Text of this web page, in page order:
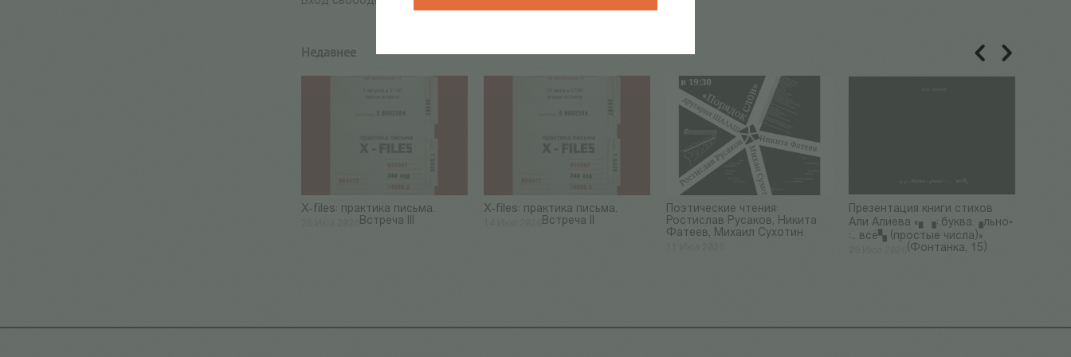
Недавнее
X-files: практика письма.
Встреча III
​X-files: практика письма.
Встреча II
Поэтические чтения:
Ростислав Русаков, Никита
Фатеев, Михаил Сухотин
Презентация книги стихов
Али Алиева «▖▗:.буква.▗льно▫
:.. всё▚ (простые числа)»
(Фонтанка, 15)